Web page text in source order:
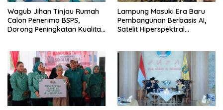
Wagub Jihan Tinjau Rumah
Calon Penerima BSPS,
Dorong Peningkatan Kualitas
Lampung Masuki Era Baru
Pembangunan Berbasis AI,
Satelit Hiperspektral